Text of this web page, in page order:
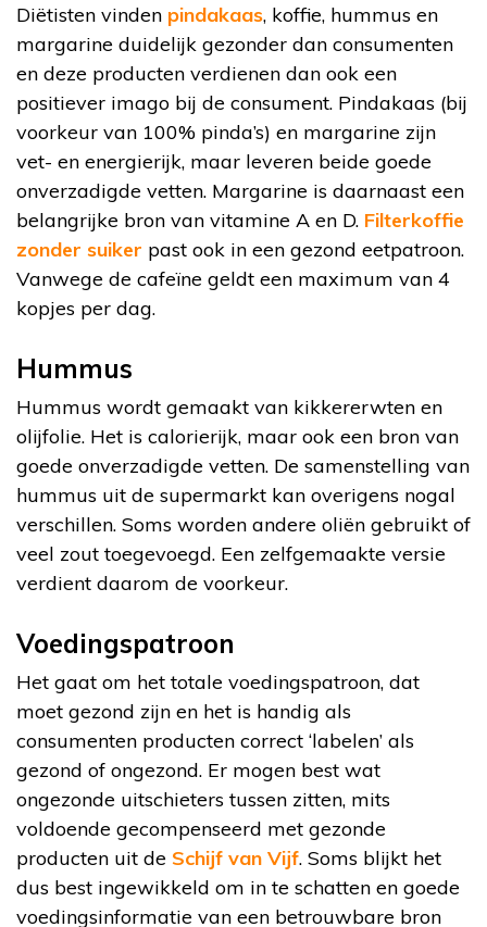
Diëtisten vinden pindakaas, koffie, hummus en
margarine duidelijk gezonder dan consumenten
en deze producten verdienen dan ook een
positiever imago bij de consument. Pindakaas (bij
voorkeur van 100% pinda’s) en margarine zijn
vet- en energierijk, maar leveren beide goede
onverzadigde vetten. Margarine is daarnaast een
belangrijke bron van vitamine A en D. Filterkoffie
zonder suiker past ook in een gezond eetpatroon.
Vanwege de cafeïne geldt een maximum van 4
kopjes per dag.
Hummus
Hummus wordt gemaakt van kikkererwten en
olijfolie. Het is calorierijk, maar ook een bron van
goede onverzadigde vetten. De samenstelling van
hummus uit de supermarkt kan overigens nogal
verschillen. Soms worden andere oliën gebruikt of
veel zout toegevoegd. Een zelfgemaakte versie
verdient daarom de voorkeur.
Voedingspatroon
Het gaat om het totale voedingspatroon, dat
moet gezond zijn en het is handig als
consumenten producten correct ‘labelen’ als
gezond of ongezond. Er mogen best wat
ongezonde uitschieters tussen zitten, mits
voldoende gecompenseerd met gezonde
producten uit de Schijf van Vijf. Soms blijkt het
dus best ingewikkeld om in te schatten en goede
voedingsinformatie van een betrouwbare bron